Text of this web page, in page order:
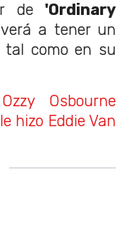
de'Ordinary
a tener un
tal como en su
Ozzy Osbourne
hizo Eddie Van